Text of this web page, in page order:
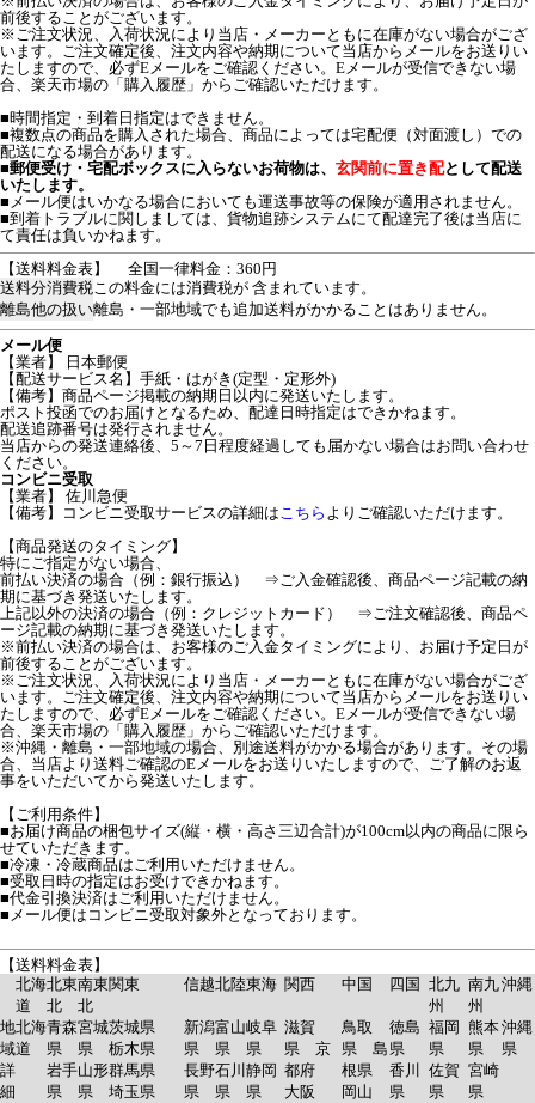
前後することがございます。
※ご注文状況、入荷状況により当店・メーカーともに在庫がない場合がござ
います。ご注文確定後、注文内容や納期について当店からメールをお送りい
たしますので、必ずEメールをご確認ください。Eメールが受信できない場
合、楽天市場の「購入履歴」からご確認いただけます。
■時間指定・到着日指定はできません。
■複数点の商品を購入された場合、商品によっては宅配便（対面渡し）での
配送になる場合があります。
■郵便受け・宅配ボックスに入らないお荷物は、 玄関前に置き配として配送
いたします。
■メール便はいかなる場合においても運送事故等の保険が適用されません。
■到着トラブルに関しましては、貨物追跡システムにて配達完了後は当店に
て責任は負いかねます。
【送料料金表】
全国一律料金：360円
送料分消費税この料金には消費税が 含まれています。
離島他の扱い離島・一部地域でも追加送料がかかることはありません。
メール便
【業者】 日本郵便
【配送サービス名】手紙・はがき(定型・定形外)
【備考】商品ページ掲載の納期日以内に発送いたします。
ポスト投函でのお届けとなるため、配達日時指定はできかねます。
配送追跡番号は発行されません。
当店からの発送連絡後、5～7日程度経過しても届かない場合はお問い合わせ
ください。
コンビニ受取
【業者】 佐川急便
【備考】コンビニ受取サービスの詳細はこちら よりご確認いただけます。
【商品発送のタイミング】
特にご指定がない場合、
前払い決済の場合（例：銀行振込） ⇒ご入金確認後、商品ページ記載の納
期に基づき発送いたします。
上記以外の決済の場合（例：クレジットカード） ⇒ご注文確認後、商品ペ
ージ記載の納期に基づき発送いたします。
※前払い決済の場合は、お客様のご入金タイミングにより、お届け予定日が
前後することがございます。
※ご注文状況、入荷状況により当店・メーカーともに在庫がない場合がござ
います。ご注文確定後、注文内容や納期について当店からメールをお送りい
たしますので、必ずEメールをご確認ください。Eメールが受信できない場
合、楽天市場の「購入履歴」からご確認いただけます。
※沖縄・離島・一部地域の場合、別途送料がかかる場合があります。その場
合、当店より送料ご確認のEメールをお送りいたしますので、ご了解のお返
事をいただいてから発送いたします。
【ご利用条件】
■お届け商品の梱包サイズ(縦・横・高さ三辺合計)が100cm以内の商品に限ら
せていただきます。
■冷凍・冷蔵商品はご利用いただけません。
■受取日時の指定はお受けできかねます。
■代金引換決済はご利用いただけません。
■メール便はコンビニ受取対象外となっております。
【送料料金表】
北海
道
北東
北
南東
北
関東 信越北陸東海 関西 中国 四国 北九
州
南九
州
沖縄
地
域
詳
細
北海
道
青森
県
岩手
県
宮城
県
山形
県
茨城県
栃木県
群馬県
埼玉県
新潟
県
長野
県
富山
県
石川
県
岐阜
県
静岡
県
滋賀
県 京
都府
大阪
鳥取
県 島
根県
岡山
徳島
県
香川
県
福岡
県
佐賀
県
熊本
県
宮崎
県
沖縄
県